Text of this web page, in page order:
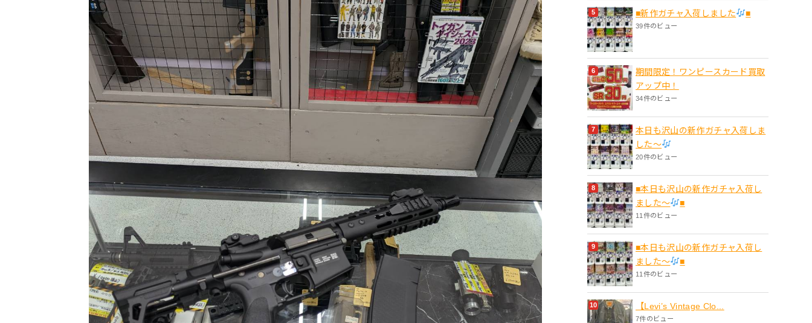
■新作ガチャ入荷しました ■
39件のビュー
期間限定！ワンピースカード買取
アップ中！
34件のビュー
本日も沢山の新作ガチャ入荷しま
した〜
20件のビュー
■本日も沢山の新作ガチャ入荷し
ました〜
■
11件のビュー
■本日も沢山の新作ガチャ入荷し
ました〜
■
11件のビュー
【Levi’s Vintage Clo...
7件のビュー